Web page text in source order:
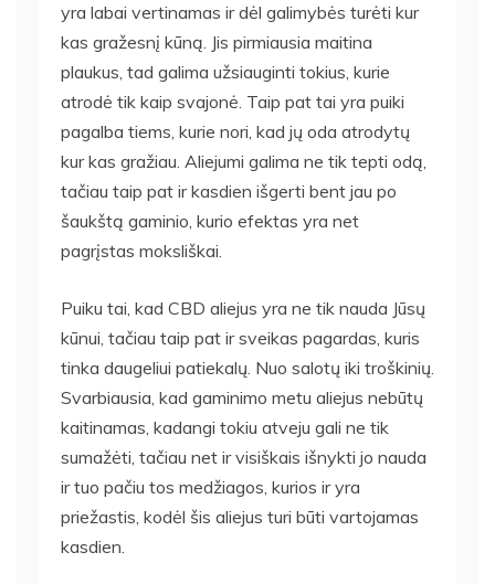
yra labai vertinamas ir dėl galimybės turėti kur
kas gražesnį kūną. Jis pirmiausia maitina
plaukus, tad galima užsiauginti tokius, kurie
atrodė tik kaip svajonė. Taip pat tai yra puiki
pagalba tiems, kurie nori, kad jų oda atrodytų
kur kas gražiau. Aliejumi galima ne tik tepti odą,
tačiau taip pat ir kasdien išgerti bent jau po
šaukštą gaminio, kurio efektas yra net
pagrįstas moksliškai.
Puiku tai, kad CBD aliejus yra ne tik nauda Jūsų
kūnui, tačiau taip pat ir sveikas pagardas, kuris
tinka daugeliui patiekalų. Nuo salotų iki troškinių.
Svarbiausia, kad gaminimo metu aliejus nebūtų
kaitinamas, kadangi tokiu atveju gali ne tik
sumažėti, tačiau net ir visiškais išnykti jo nauda
ir tuo pačiu tos medžiagos, kurios ir yra
priežastis, kodėl šis aliejus turi būti vartojamas
kasdien.